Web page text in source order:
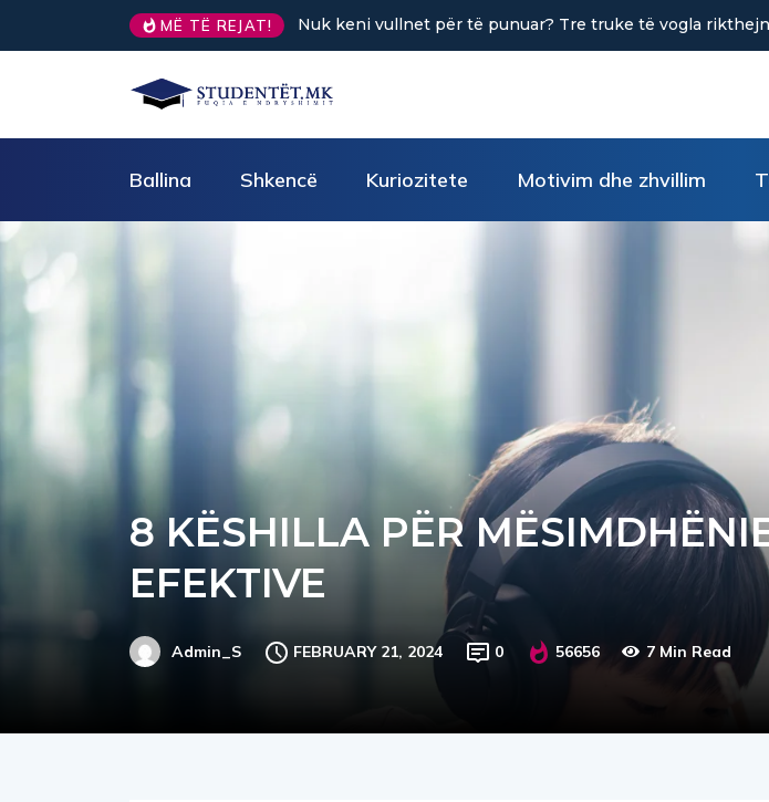
MË TË REJAT! Sa kafe në ditë ndihmon në uljen e stresit?
Ballina Shkencë Kuriozitete Motivim dhe zhvillim
8 KËSHILLA PËR
EFEKTIVE
Admin_S FEBRUARY 21, 2024 0 56656 7 Min Read